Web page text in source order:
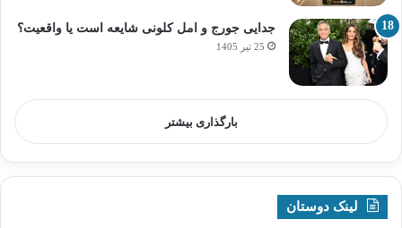
جدایی جورج و امل کلونی شایعه است یا واقعیت؟
25 تیر 1405
بارگذاری بیشتر
لینک دوستان